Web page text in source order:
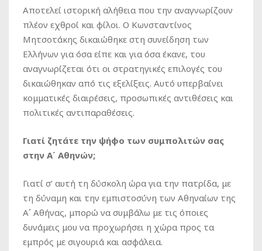
Αποτελεί ιστορική αλήθεια που την αναγνωρίζουν
πλέον εχθροί και φίλοι. Ο Κωνσταντίνος
Μητσοτάκης δικαιώθηκε στη συνείδηση των
Ελλήνων για όσα είπε και για όσα έκανε, του
αναγνωρίζεται ότι οι στρατηγικές επιλογές του
δικαιώθηκαν από τις εξελίξεις. Αυτό υπερβαίνει
κομματικές διαιρέσεις, προσωπικές αντιθέσεις και
πολιτικές αντιπαραθέσεις.
Γιατί ζητάτε την ψήφο των συμπολιτών σας
στην Α΄ Αθηνών;
Γιατί σ’ αυτή τη δύσκολη ώρα για την πατρίδα, με
τη δύναμη και την εμπιστοσύνη των Αθηναίων της
Α΄ Αθήνας, μπορώ να συμβάλω με τις όποιες
δυνάμεις μου να προχωρήσει η χώρα προς τα
εμπρός με σιγουριά και ασφάλεια.